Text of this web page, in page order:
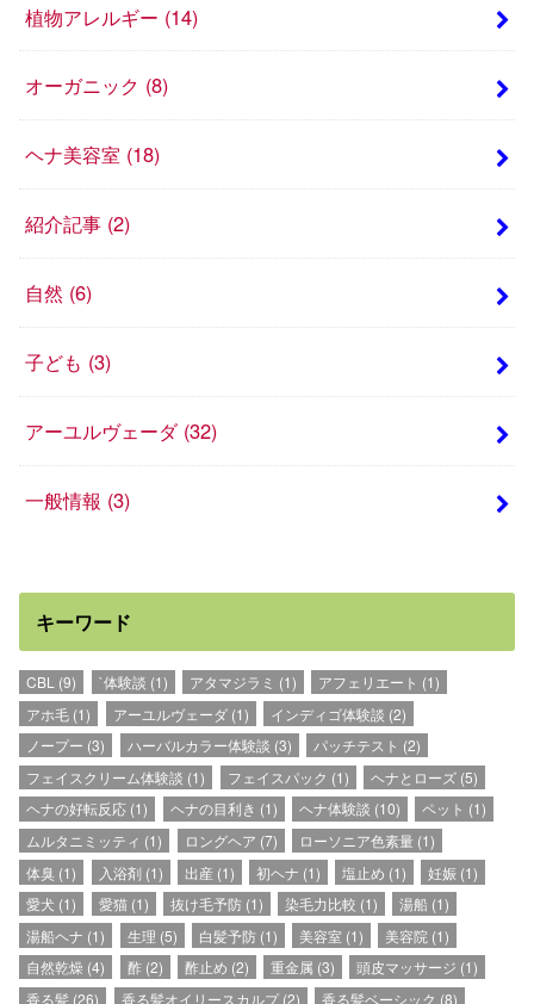
植物アレルギー (14)
オーガニック (8)
ヘナ美容室 (18)
紹介記事 (2)
自然 (6)
子ども (3)
アーユルヴェーダ (32)
一般情報 (3)
キーワード
CBL (9) `体験談 (1) アタマジラミ (1) アフェリエート (1)
アホ毛 (1) アーユルヴェーダ(1) インディゴ体験談 (2)
ノープー (3) ハーバルカラー体験談 (3) パッチテスト (2)
フェイスクリーム体験談 (1) フェイスパック (1) ヘナとローズ(5)
ヘナの好転反応 (1) ヘナの目利き (1) ヘナ体験談 (10) ペット (1)
ムルタニミッティ (1) ロングヘア (7) ローソニア色素量(1)
体臭 (1) 入浴剤(1) 出産(1) 初ヘナ (1) 塩止め (1) 妊娠 (1)
愛犬 (1) 愛猫(1) 抜け毛予防(1) 染毛力比較 (1) 湯船 (1)
湯船ヘナ (1) 生理 (5) 白髪予防(1) 美容室 (1) 美容院 (1)
自然乾燥 (4) 酢(2) 酢止め (2) 重金属 (3) 頭皮マッサージ (1)
香る髪 (26) 香る髪オイリースカルプ(2) 香る髪ベーシック (8)